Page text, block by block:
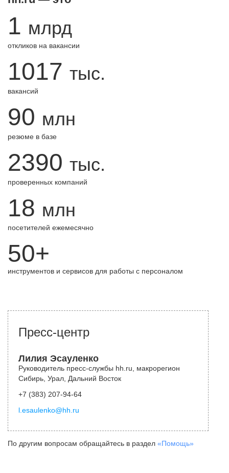
1 млрд
откликов на вакансии
1017 тыс.
вакансий
90 млн
резюме в базе
2390 тыс.
проверенных компаний
18 млн
посетителей ежемесячно
50+
инструментов и сервисов для работы с персоналом
Пресс-центр
Лилия Эсауленко
Руководитель пресс-службы hh.ru, макрорегион
Сибирь, Урал, Дальний Восток
+7 (383) 207-94-64
l.esaulenko@hh.ru
По другим вопросам обращайтесь в раздел «Помощь»